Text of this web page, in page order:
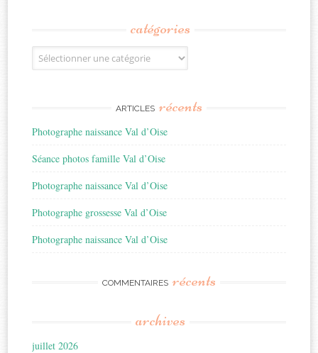
catégories
Catégories
ARTICLES récents
Photographe naissance Val d’Oise
Séance photos famille Val d’Oise
Photographe naissance Val d’Oise
Photographe grossesse Val d’Oise
Photographe naissance Val d’Oise
COMMENTAIRES récents
archives
juillet 2026